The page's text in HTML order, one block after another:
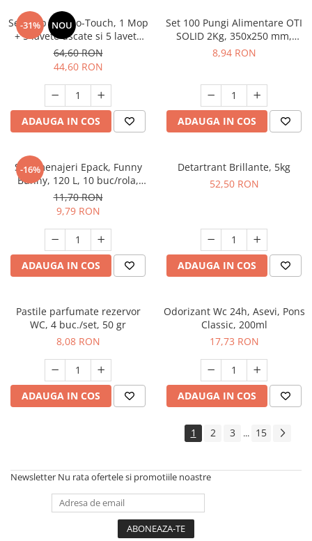
-31% NOU
Set Mop OTI No-Touch, 1 Mop
+ 5 lavete uscate si 5 lavete
umede
64,60 RON
44,60 RON
ADAUGA IN COS
Set 100 Pungi Alimentare OTI
SOLID 2Kg, 350x250 mm,
Punga din Plastic pentru
8,94 RON
ADAUGA IN COS
-16%
Saci menajeri Epack, Funny
Bunny, 120 L, 10 buc/rola,
Mov
11,70 RON
9,79 RON
ADAUGA IN COS
Detartrant Brillante, 5kg
52,50 RON
ADAUGA IN COS
Pastile parfumate rezervor
WC, 4 buc./set, 50 gr
8,08 RON
ADAUGA IN COS
Odorizant Wc 24h, Asevi, Pons
Classic, 200ml
17,73 RON
ADAUGA IN COS
1 2 3 ... 15
Newsletter Nu rata ofertele si promotiile noastre